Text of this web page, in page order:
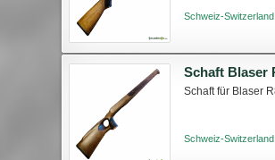
Schweiz-
Schaft Blaser
Schaft für Blaser
Schweiz-